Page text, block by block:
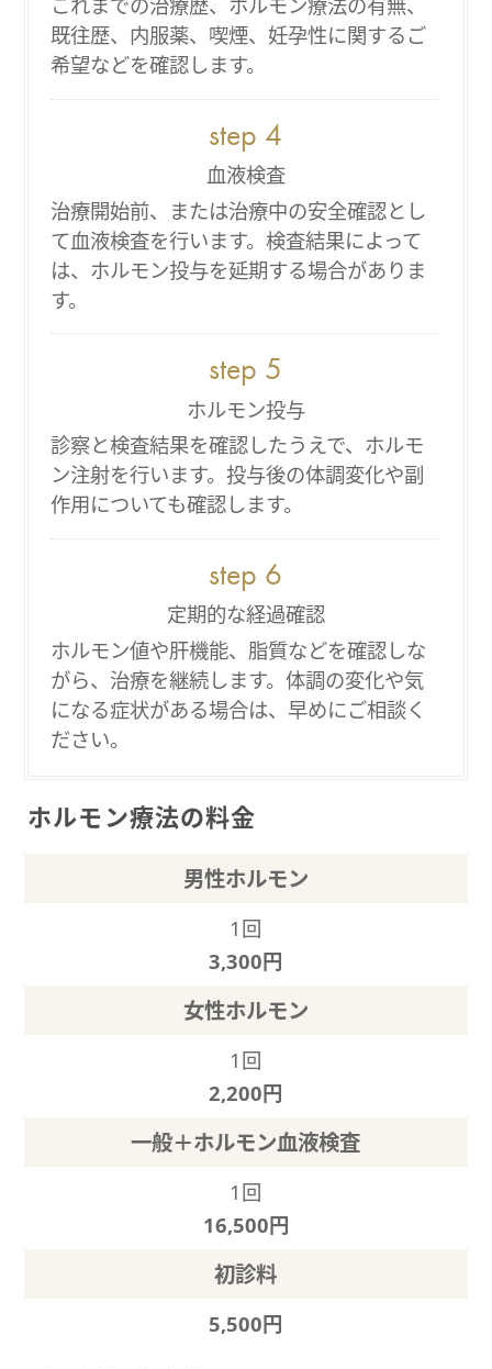
既往歴、内服薬、喫煙、妊孕性に関するご
希望などを確認します。
血液検査
治療開始前、または治療中の安全確認とし
て血液検査を行います。検査結果によって
は、ホルモン投与を延期する場合がありま
す。
ホルモン投与
診察と検査結果を確認したうえで、ホルモ
ン注射を行います。投与後の体調変化や副
作用についても確認します。
定期的な経過確認
ホルモン値や肝機能、脂質などを確認しな
がら、治療を継続します。体調の変化や気
になる症状がある場合は、早めにご相談く
ださい。
ホルモン療法の料金
男性ホルモン
1回
3,300円
女性ホルモン
1回
2,200円
一般＋ホルモン血液検査
1回
16,500円
初診料
5,500円